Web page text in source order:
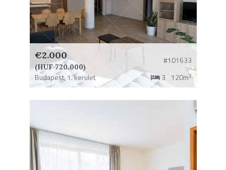
€2.000
(HUF 720.000)
#101633
Budapest, 1. kerület 3 120m2